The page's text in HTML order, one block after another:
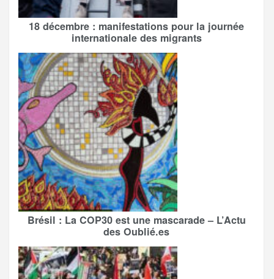
18 décembre : manifestations pour la journée
internationale des migrants
Brésil : La COP30 est une mascarade – L’Actu
des Oublié.es